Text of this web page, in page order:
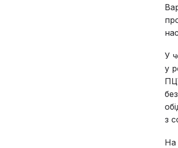
У
у
з
На